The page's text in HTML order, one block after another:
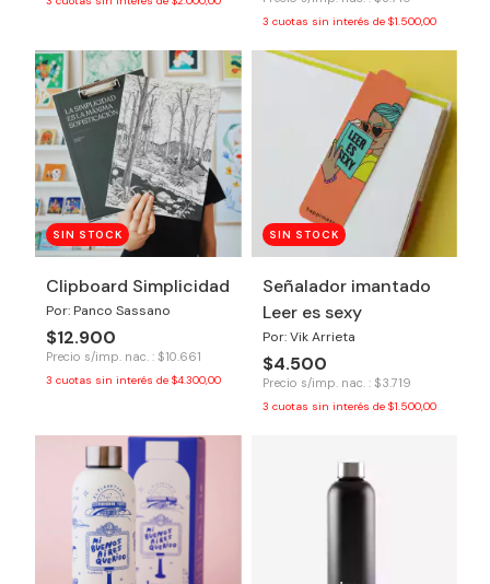
3 cuotas sin interés de $1.500,00
SIN STOCK
Clipboard Simplicidad
Por: Panco Sassano
$12.900
Precio s/imp. nac. : $10.661
3 cuotas sin interés de $4.300,00
SIN STOCK
Señalador imantado
Leer es sexy
Por: Vik Arrieta
$4.500
Precio s/imp. nac. : $3.719
3 cuotas sin interés de $1.500,00